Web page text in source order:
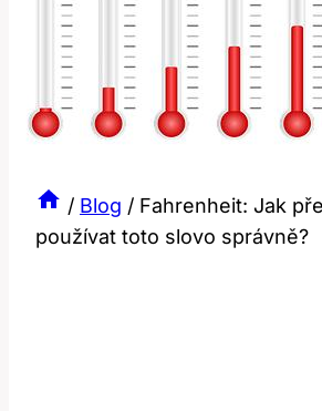
/ Blog / Fahrenheit: Jak
používat toto slovo správně?